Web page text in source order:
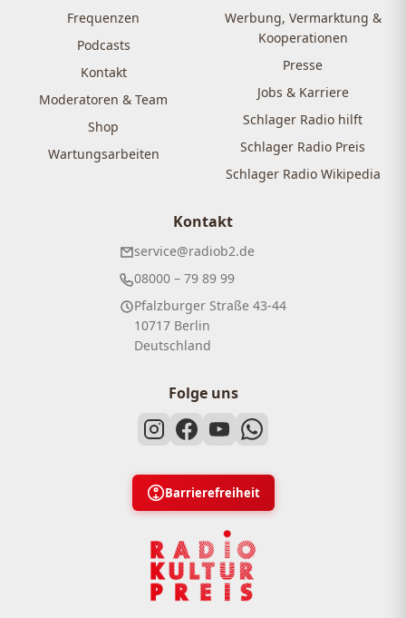
Frequenzen
Podcasts
Kontakt
Moderatoren & Team
Shop
Wartungsarbeiten
Werbung, Vermarktung &
Kooperationen
Presse
Jobs & Karriere
Schlager Radio hilft
Schlager Radio Preis
Schlager Radio Wikipedia
Kontakt
service@radiob2.de
08000 – 79 89 99
Pfalzburger Straße 43-44
10717 Berlin
Deutschland
Folge uns
Barrierefreiheit